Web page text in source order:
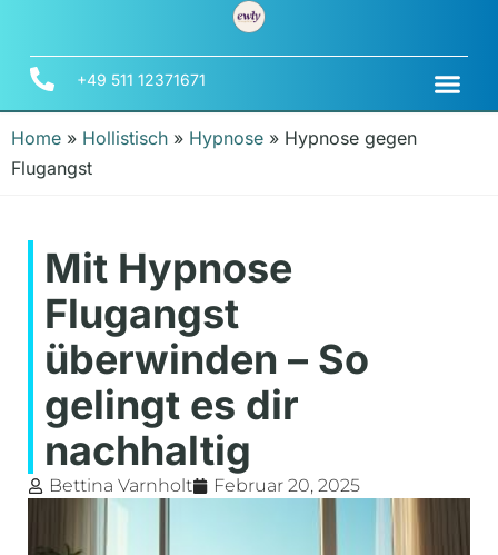
+49 511 12371671
Home » Hollistisch » Hypnose » Hypnose gegen
Flugangst
Mit Hypnose
Flugangst
überwinden – So
gelingt es dir
nachhaltig
Bettina Varnholt Februar 20, 2025